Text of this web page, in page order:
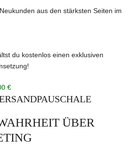
aus den stärksten Seiten im
du kostenlos einen exklusiven
€
ÜBER